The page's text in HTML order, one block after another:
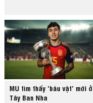
MU tìm thấy ‘báu vật’ mới ở
Tây Ban Nha